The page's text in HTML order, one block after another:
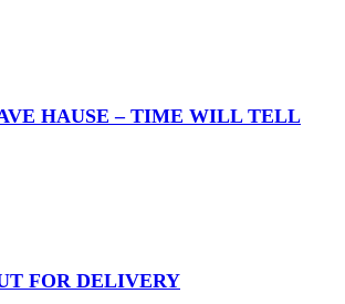
HAUSE – TIME WILL TELL
FOR DELIVERY